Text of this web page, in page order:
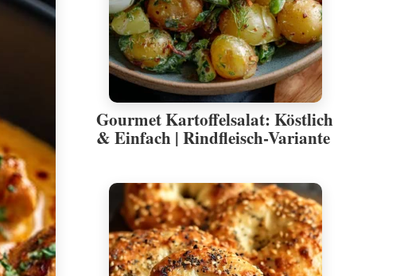
Gourmet Kartoffelsalat: Köstlich
& Einfach | Rindfleisch-Variante